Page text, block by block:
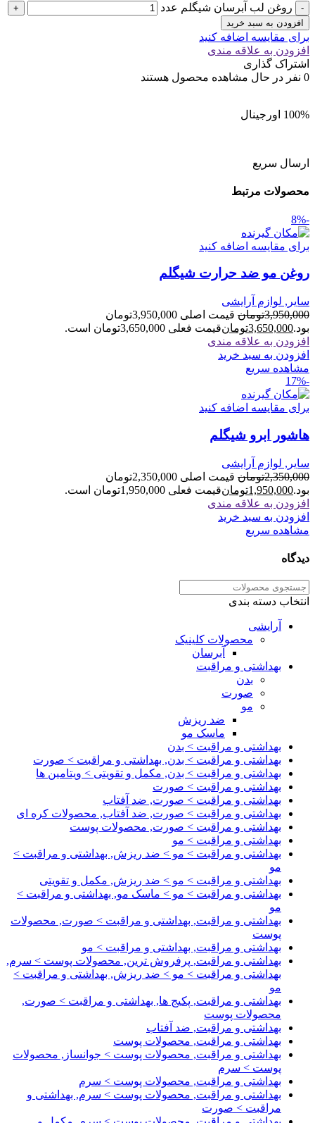
روغن لب آبرسان شیگلم عدد
افزودن به سبد خرید
برای مقایسه اضافه کنید
افزودن به علاقه مندی
اشتراک گذاری
0 نفر در حال مشاهده محصول هستند
100% اورجینال
ارسال سریع
محصولات مرتبط
-8%
برای مقایسه اضافه کنید
روغن مو ضد حرارت شیگلم
سایر, لوازم آرایشی
3,950,000تومان
قیمت اصلی 3,950,000تومان
بود.3,650,000تومانقیمت فعلی 3,650,000تومان است.
افزودن به علاقه مندی
افزودن به سبد خرید
مشاهده سریع
-17%
برای مقایسه اضافه کنید
هاشور ابرو شیگلم
سایر, لوازم آرایشی
2,350,000تومان
قیمت اصلی 2,350,000تومان
بود.1,950,000تومانقیمت فعلی 1,950,000تومان است.
افزودن به علاقه مندی
افزودن به سبد خرید
مشاهده سریع
دیدگاه
انتخاب دسته بندی
آرایشی
محصولات کلینیک
آبرسان
بهداشتی و مراقبت
بدن
صورت
مو
ضد ریزش
ماسک مو
بهداشتی و مراقبت > بدن
بهداشتی و مراقبت > بدن, بهداشتی و مراقبت > صورت
بهداشتی و مراقبت > بدن, مکمل و تقویتی > ویتامین ها
بهداشتی و مراقبت > صورت
بهداشتی و مراقبت > صورت, ضد آفتاب
بهداشتی و مراقبت > صورت, ضد آفتاب, محصولات کره ای
بهداشتی و مراقبت > صورت, محصولات پوست
بهداشتی و مراقبت > مو
بهداشتی و مراقبت > مو > ضد ریزش, بهداشتی و مراقبت >
مو
بهداشتی و مراقبت > مو > ضد ریزش, مکمل و تقویتی
بهداشتی و مراقبت > مو > ماسک مو, بهداشتی و مراقبت >
مو
بهداشتی و مراقبت, بهداشتی و مراقبت > صورت, محصولات
پوست
بهداشتی و مراقبت, بهداشتی و مراقبت > مو
بهداشتی و مراقبت, پرفروش ترین, محصولات پوست > سرم,
بهداشتی و مراقبت > مو > ضد ریزش, بهداشتی و مراقبت >
مو
بهداشتی و مراقبت, پکیج ها, بهداشتی و مراقبت > صورت,
محصولات پوست
بهداشتی و مراقبت, ضد آفتاب
بهداشتی و مراقبت, محصولات پوست
بهداشتی و مراقبت, محصولات پوست > جوانساز, محصولات
پوست > سرم
بهداشتی و مراقبت, محصولات پوست > سرم
بهداشتی و مراقبت, محصولات پوست > سرم, بهداشتی و
مراقبت > صورت